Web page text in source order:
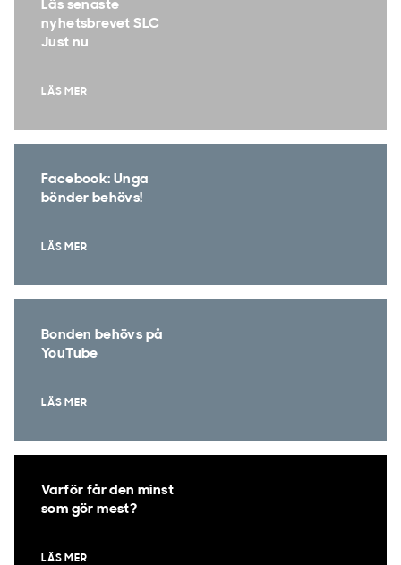
Läs senaste
nyhetsbrevet SLC
Just nu
LÄS MER
Facebook: Unga
bönder behövs!
LÄS MER
Bonden behövs på
YouTube
LÄS MER
Varför får den minst
som gör mest?
LÄS MER